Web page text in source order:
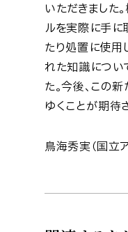
いただきました
ルを実際に手に
たり処置に使用
れた知識につい
た。今後、この
ゆくことが期待
鳥海秀実（国立